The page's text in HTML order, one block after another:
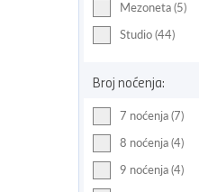
Mezoneta (5)
Studio (44)
Broj noćenja:
7 noćenja (7)
8 noćenja (4)
9 noćenja (4)